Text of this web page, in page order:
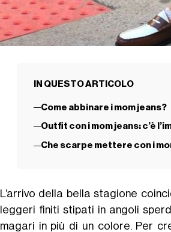
IN QUESTO ARTICOLO
Come abbinare i mom jeans?
Outfit con i mom jeans: c’è
Che scarpe mettere con i
L’arrivo della bella stagione
leggeri finiti stipati in angoli
magari in più di un colore. Per